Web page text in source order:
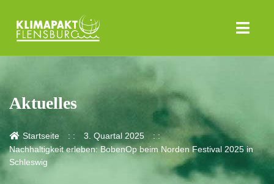
Aktuelles
Startseite
3. Quartal 2025
Nachhaltigkeit erleben: BobenOp beim Norden Festival 2025 in
Schleswig